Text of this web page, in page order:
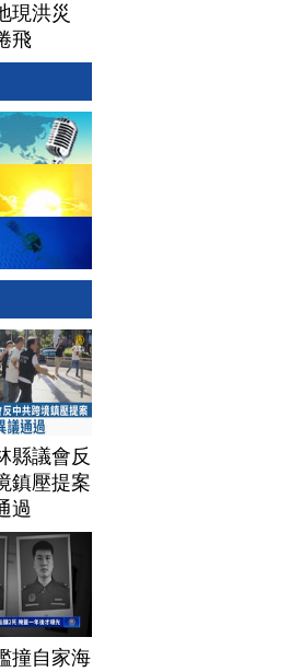
現洪災
飛
縣議會反
鎮壓提案
過
撞自家海